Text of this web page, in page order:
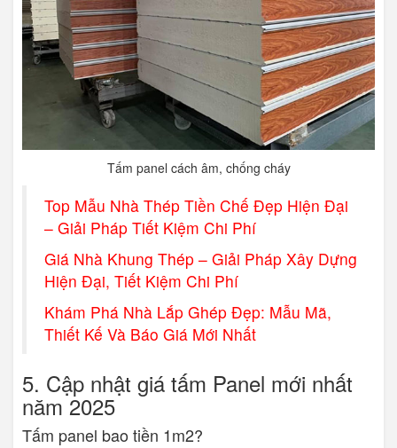
Tấm panel cách âm, chống cháy
Top Mẫu Nhà Thép Tiền Chế Đẹp Hiện Đại
– Giải Pháp Tiết Kiệm Chi Phí
Giá Nhà Khung Thép – Giải Pháp Xây Dựng
Hiện Đại, Tiết Kiệm Chi Phí
Khám Phá Nhà Lắp Ghép Đẹp: Mẫu Mã,
Thiết Kế Và Báo Giá Mới Nhất
5. Cập nhật giá tấm Panel mới nhất
năm 2025
Tấm panel bao tiền 1m2?